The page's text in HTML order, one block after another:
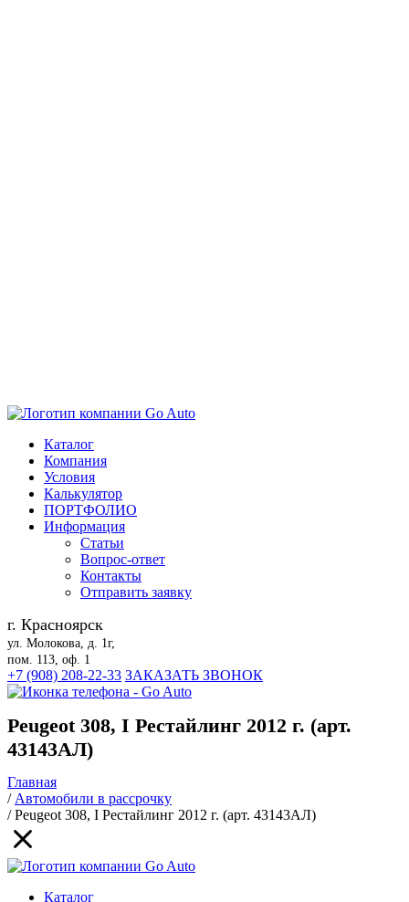
Каталог
Компания
Условия
Калькулятор
ПОРТФОЛИО
Информация
Статьи
Вопрос-ответ
Контакты
Отправить заявку
г. Красноярск
ул. Молокова, д. 1г,
пом. 113, оф. 1
+7 (908) 208-22-33 ЗАКАЗАТЬ ЗВОНОК
Peugeot 308, I Рестайлинг 2012 г. (арт.
43143АЛ)
Главная
/Автомобили в рассрочку
/Peugeot 308, I Рестайлинг 2012 г. (арт. 43143АЛ)
Каталог